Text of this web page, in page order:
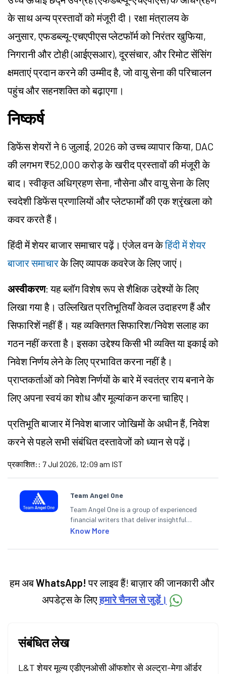
के साथ अन्य प्रस्तावों को मंजूरी दी। रक्षा मंत्रालय के
अनुसार, एफडब्ल्यू-एचएपीएस प्लेटफॉर्म को निरंतर खुफिया,
निगरानी और टोही (आईएसआर), दूरसंचार, और रिमोट सेंसिंग
क्षमताएं प्रदान करने की उम्मीद है, जो वायु सेना की परिचालन
पहुंच और सहनशक्ति को बढ़ाएगा।
निष्कर्ष
डिफेंसशेयरों ने 6 जुलाई, 2026 को उच्च व्यापार किया, DAC
की लगभग ₹52,000 करोड़ के खरीद प्रस्तावों की मंजूरी के
बाद। स्वीकृत अधिग्रहण सेना, नौसेना और वायु सेना के लिए
स्वदेशीडिफेंसप्रणालियों और प्लेटफार्मों की एक श्रृंखला को
कवर करते हैं।
हिंदी में शेयर बाजार समाचार पढ़ें। एंजेल वन केहिंदी में शेयर
बाजार समाचारके लिए व्यापक कवरेज के लिए जाएं।
अस्वीकरण: यह ब्लॉग विशेष रूप से शैक्षिक उद्देश्यों के लिए
लिखा गया है। उल्लिखित प्रतिभूतियाँ केवल उदाहरण हैं और
सिफारिशें नहीं हैं। यह व्यक्तिगत सिफारिश/निवेशसलाह का
गठन नहीं करता है। इसका उद्देश्य किसी भी व्यक्ति या इकाई को
निवेश निर्णय लेने के लिए प्रभावित करना नहीं है।
प्राप्तकर्ताओं को निवेश निर्णयों के बारे में स्वतंत्र राय बनाने के
लिए अपना स्वयं का शोध और मूल्यांकन करना चाहिए।
प्रतिभूति बाजार में निवेश बाजारजोखिमोंके अधीन हैं, निवेश
करने से पहले सभी संबंधित दस्तावेजों को ध्यान से पढ़ें।
प्रकाशित: : 7 Jul 2026, 12:09 am IST
Team Angel One
Team Angel One is a group of experienced
financial writers that deliver insightful
articles on the stock market, IPO, economy,
categories.
Know More
हम अबWhatsApp! पर लाइव हैं! बाज़ार की जानकारी और
अपडेट्स के लिएहमारे चैनल से जुड़ें।
संबंधित लेख
L&T शेयर मूल्य एडीएनओसी ऑफशोर से अल्ट्रा-मेगा ऑर्डर